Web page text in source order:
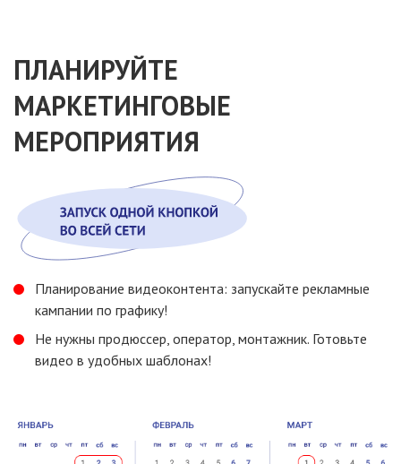
ПЛАНИРУЙТЕ
МАРКЕТИНГОВЫЕ
МЕРОПРИЯТИЯ
Планирование видеоконтента: запускайте рекламные
кампании по графику!
Не нужны продюссер, оператор, монтажник. Готовьте
видео в удобных шаблонах!